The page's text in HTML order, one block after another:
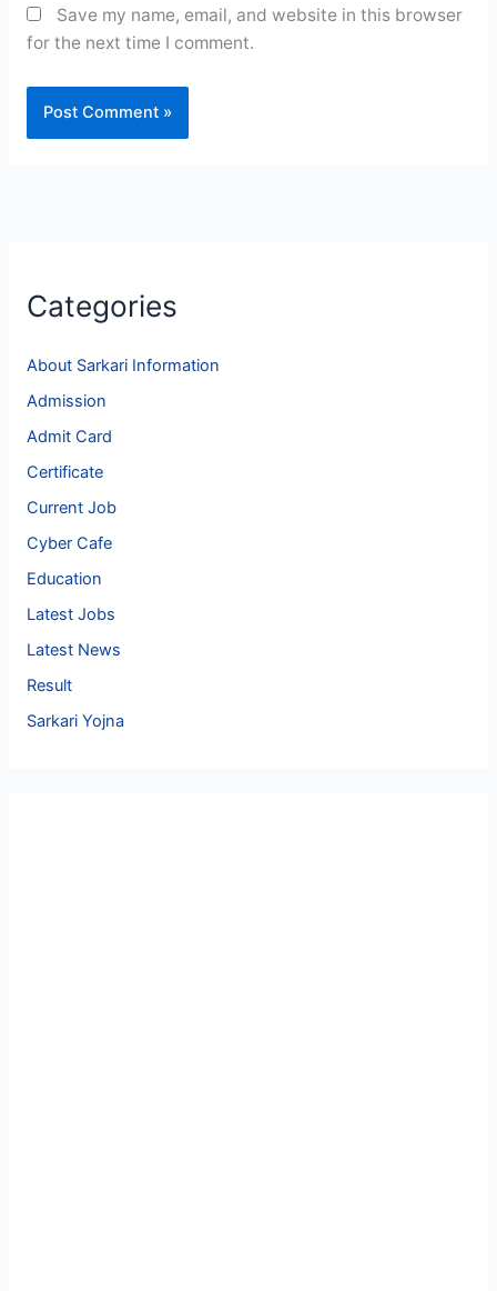
Save my name, email, and website in this browser
for the next time I comment.
Categories
About Sarkari Information
Admission
Admit Card
Certificate
Current Job
Cyber Cafe
Education
Latest Jobs
Latest News
Result
Sarkari Yojna